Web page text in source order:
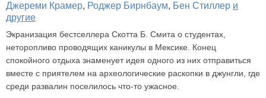
Джереми Крамер, Роджер Бирнбаум, Бен Стиллер и
другие
Экранизация бестселлера Скотта Б. Смита о студентах,
неторопливо проводящих каникулы в Мексике. Конец
спокойного отдыха знаменует идея одного из них отправиться
вместе с приятелем на археологические раскопки в джунгли, где
среди развалин поселилось что-то ужасное.